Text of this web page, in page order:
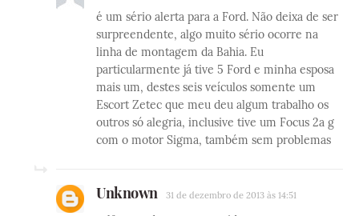
é um sério alerta para a Ford. Não deixa de ser
surpreendente, algo muito sério ocorre na
linha de montagem da Bahia. Eu
particularmente já tive 5 Ford e minha esposa
mais um, destes seis veículos somente um
Escort Zetec que meu deu algum trabalho os
outros só alegria, inclusive tive um Focus 2a g
com o motor Sigma, também sem problemas
Unknown 31 de dezembro de 2013 às 14:51